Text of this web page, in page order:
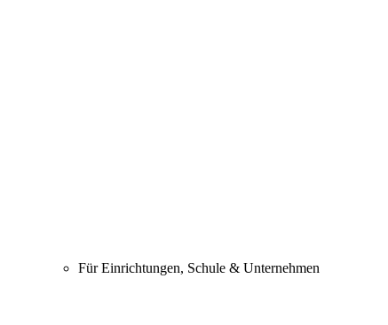
Für Einrichtungen, Schule & Unternehmen